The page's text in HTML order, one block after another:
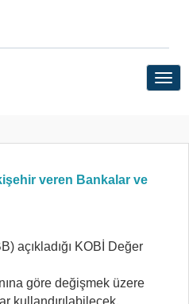
veren Bankalar ve
açıkladığı KOBİ Değer
göre değişmek üzere
kullandırılabilecek.